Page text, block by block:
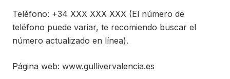
Teléfono: +34 XXX XXX XXX (El número de
teléfono puede variar, te recomiendo buscar el
número actualizado en línea).
Página web: www.gullivervalencia.es